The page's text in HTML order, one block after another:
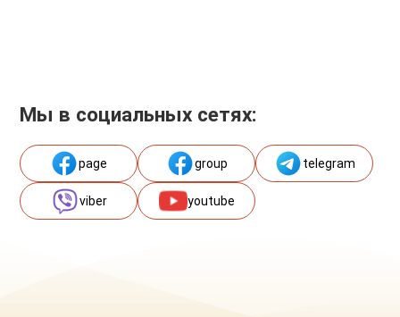
Мы в социальных сетях:
page group telegram
viber youtube